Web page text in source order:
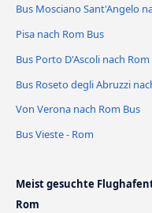
Bus Mosciano Sant'Angelo
Pisa nach Rom Bus
Bus Porto D'Ascoli nach Rom
Bus Roseto degli Abruzzi
Von Verona nach Rom Bus
Bus Vieste - Rom
Meist gesuchte
Rom